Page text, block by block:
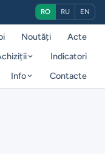
RO RU EN
Noutăți
Acte
Indicatori
Info
Contacte